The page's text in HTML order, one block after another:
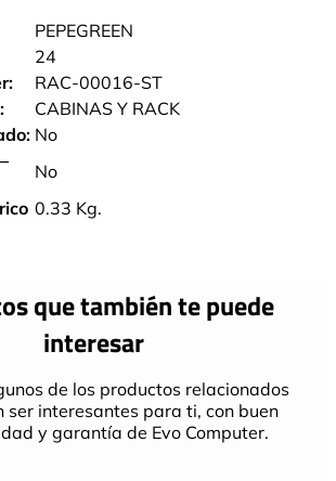
PEPEGREEN
24
RAC-00016-ST
CABINAS Y RACK
No
No
0.33 Kg.
que también te puede
interesar
de los productos relacionados
ser interesantes para ti, con buen
y garantía de Evo Computer.